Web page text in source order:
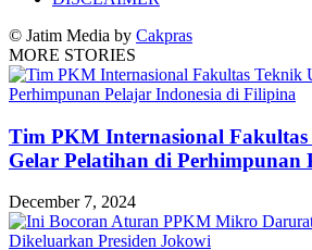
© Jatim Media by Cakpras
MORE STORIES
Tim PKM Internasional Fakultas
Gelar Pelatihan di Perhimpunan
December 7, 2024